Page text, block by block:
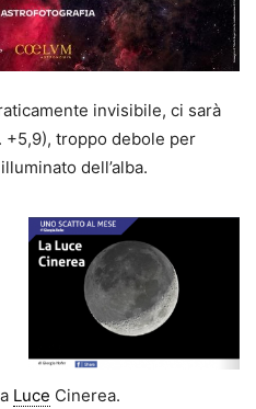
invisibile, ci sarà
+5,9), troppo debole per
dell’alba.
Luce Cinerea.